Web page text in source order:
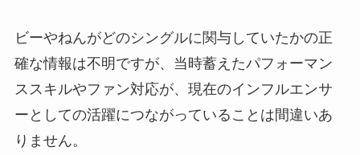
ビーやねんがどのシングルに関与していたかの正
確な情報は不明ですが、当時蓄えたパフォーマン
ススキルやファン対応が、現在のインフルエンサ
ーとしての活躍につながっていることは間違いあ
りません。